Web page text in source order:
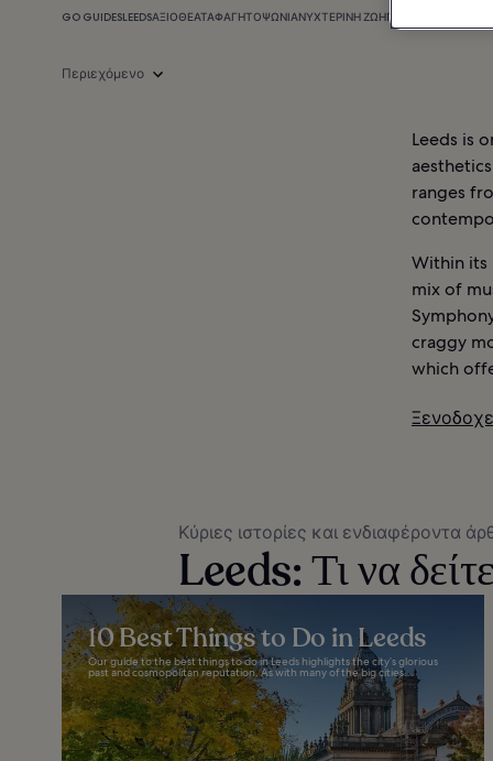
GO GUIDESLEEDSΑΞΙΟΘΈΑΤΑΦΑΓΗΤΌΨΏΝΙΑΝΥΧΤΕΡΙΝΉ ΖΩΉΠΛΗΡΟΦΟΡΊΕΣ
Περιεχόμενο
Leeds is
ranges
Within its
mix of
craggy
which
Κύριες ιστορίες και ενδιαφέροντα
Leeds: Τι να
10 Best Things to Do in Leeds
Our guide to the best things to do in Leeds highlights the city’s glorious
past and cosmopolitan reputation. As with many of the big cities...